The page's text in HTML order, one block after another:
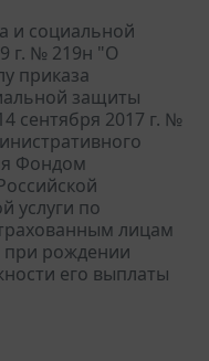
и социальной
г. № 219н "О
приказа
защиты
сентября 2017 г. №
Фондом
услуги по
лицам
при рождении
его выплаты